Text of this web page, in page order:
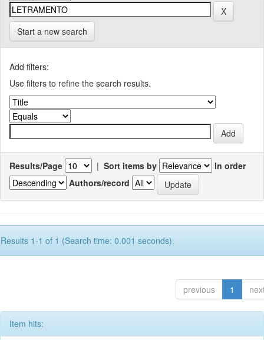
Start a new search
Add filters:
Use filters to refine the search results.
Results/Page | Sort items by
In order
Authors/record
Results 1-1 of 1 (Search time: 0.001 seconds).
previous 1
Item hits: